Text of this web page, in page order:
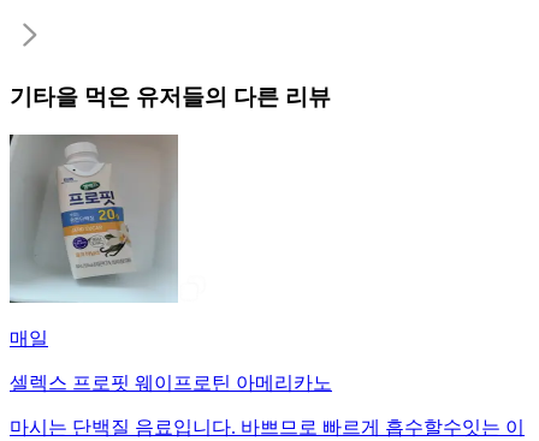
기타을 먹은 유저들의 다른 리뷰
매일
셀렉스 프로핏 웨이프로틴 아메리카노
마시는 단백질 음료입니다. 바쁘므로 빠르게 흡수할수잇는 이